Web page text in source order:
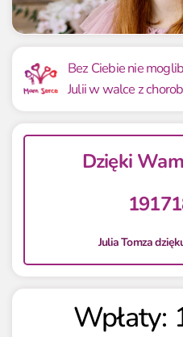
Mamy już
191 718 zł
17.43%
Bez Ciebie nie
Julii w walce z
Dzięki
Julia Tomza